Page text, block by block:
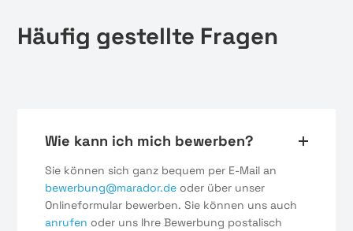
Häufig gestellte Fragen
Wie kann ich mich bewerben?
Sie können sich ganz bequem per E-Mail an
bewerbung@marador.de oder über unser
Onlineformular bewerben. Sie können uns auch
anrufen oder uns Ihre Bewerbung postalisch